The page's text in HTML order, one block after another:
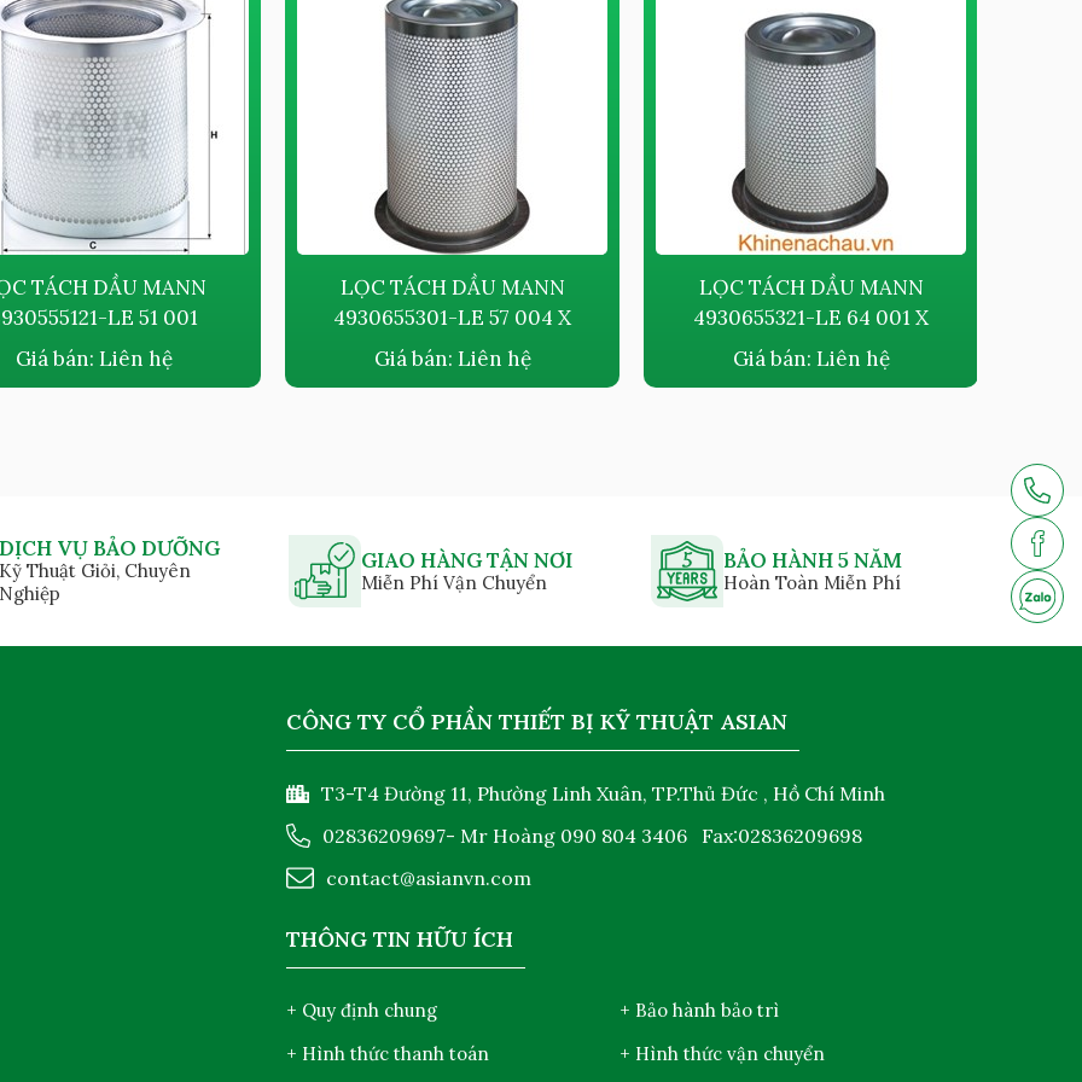
TÁCH DẦU MANN
LE 51 001
Giá bán: Liên hệ
LỌC TÁCH DẦU MANN
4930655301-LE 57 004 X
Giá bán: Liên hệ
LỌC TÁCH DẦU MANN
4930655321-LE 64 001 X
Giá bán: Liên hệ
DỊCH VỤ BẢO DƯỠNG
Kỹ Thuật Giỏi, Chuyên
Nghiệp
GIAO HÀNG TẬN NƠI
Miễn Phí Vận Chuyển
BẢO HÀNH 5 NĂM
Hoàn Toàn Miễn Phí
CÔNG TY CỔ PHẦN THIẾT BỊ KỸ THUẬT ASIAN
T3-T4 Đường 11, Phường Linh Xuân, TP.Thủ Đức , Hồ Chí Minh
02836209697- Mr Hoàng 090 804 3406
Fax:02836209698
contact@asianvn.com
THÔNG TIN HỮU ÍCH
+ Quy định chung
+ Hình thức thanh toán
+ Bảo hành bảo trì
+ Hình thức vận chuyển